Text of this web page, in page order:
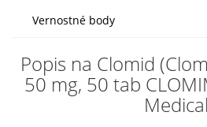
Vernostné body
Popis na Clomid
50 mg, 50 tab
Medical